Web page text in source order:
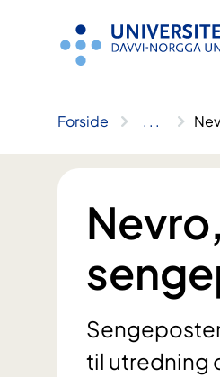
Forside .. .
til utredning